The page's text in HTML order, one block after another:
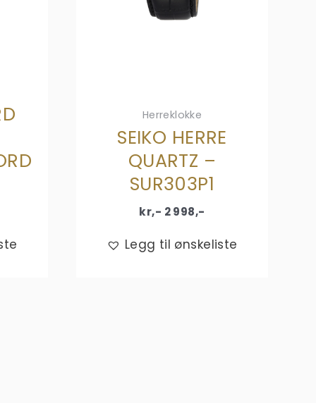
Herreklokke
SEIKO HERRE
QUARTZ –
SUR303P1
kr,- 2 998,-
Legg til ønskeliste